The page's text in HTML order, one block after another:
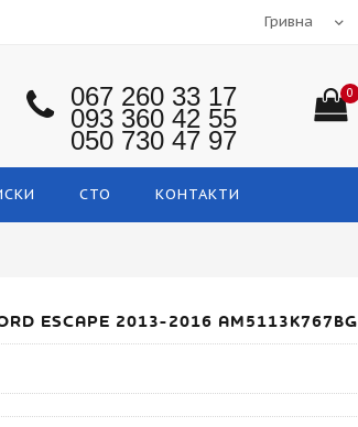
067 260 33 17
093 360 42 55
050 730 47 97
0
СТО КОНТАКТИ
ESCAPE 2013-2016 AM5113K767BG